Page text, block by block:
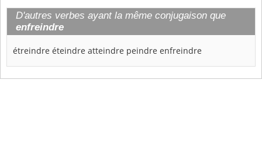
D'autres verbes ayant la même conjugaison que
enfreindre
étreindre éteindre atteindre peindre enfreindre